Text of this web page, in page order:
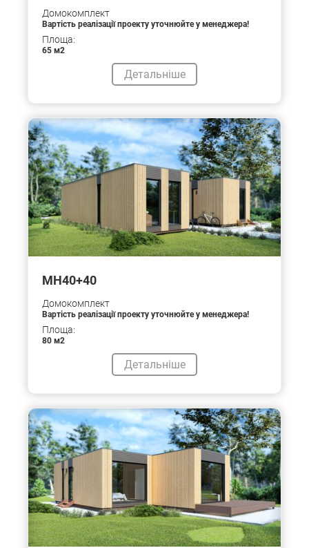
Домокомплект
Вартість реалізації проекту уточнюйте у менеджера!
Площа:
65 м2
Детальніше
MH40+40
Домокомплект
Вартість реалізації проекту уточнюйте у менеджера!
Площа:
80 м2
Детальніше